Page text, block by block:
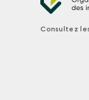
Consultez